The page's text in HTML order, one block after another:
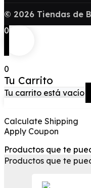
© 2026 Tiendas de
0
0
Tu Carrito
Tu carrito está vacío
Calculate Shipping
Apply Coupon
Productos que te
Productos que te